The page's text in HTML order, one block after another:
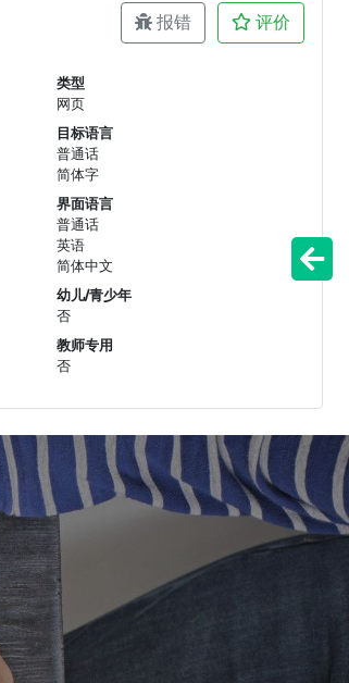
报错 评价
类型
网页
目标语言
普通话
简体字
界面语言
普通话
英语
简体中文
幼儿/青少年
否
教师专用
否